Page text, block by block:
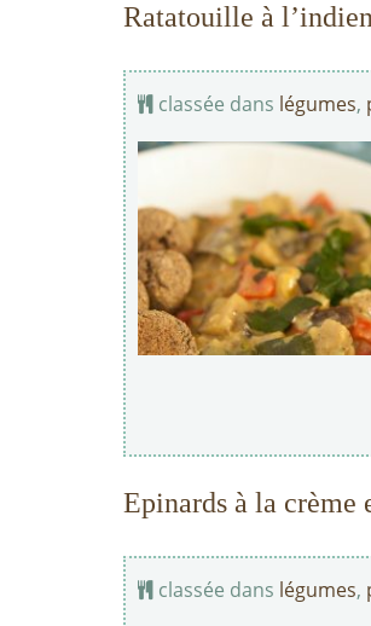
Ratatouille à
classée dans légumes,
Epinards à la
classée dans légumes,